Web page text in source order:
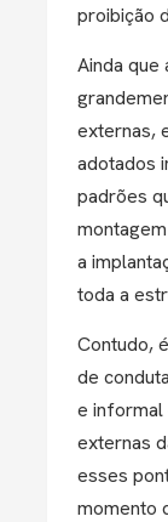
proibição
Ainda que
externas,
adotados
padrões
a
toda a
Contudo,
de
e informal
externas
esses
momento